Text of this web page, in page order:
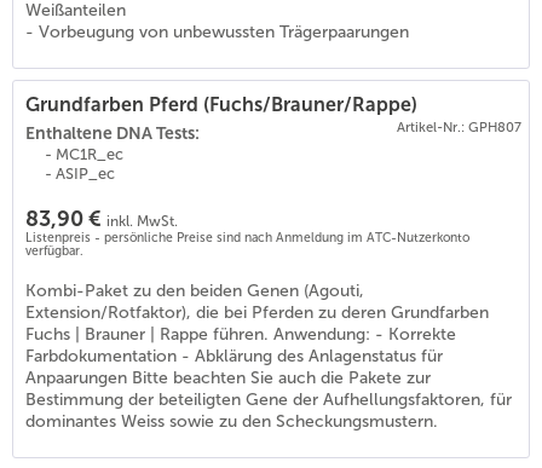
Weißanteilen
- Vorbeugung von unbewussten Trägerpaarungen
Grundfarben Pferd (Fuchs/Brauner/Rappe)
Artikel-Nr.: GPH807
Enthaltene DNA Tests:
- MC1R_ec
- ASIP_ec
83,90 € inkl. MwSt.
Listenpreis - persönliche Preise sind nach Anmeldung im ATC-Nutzerkonto
verfügbar.
Kombi-Paket zu den beiden Genen (Agouti,
Extension/Rotfaktor), die bei Pferden zu deren Grundfarben
Fuchs | Brauner | Rappe führen. Anwendung: - Korrekte
Farbdokumentation - Abklärung des Anlagenstatus für
Anpaarungen Bitte beachten Sie auch die Pakete zur
Bestimmung der beteiligten Gene der Aufhellungsfaktoren, für
dominantes Weiss sowie zu den Scheckungsmustern.